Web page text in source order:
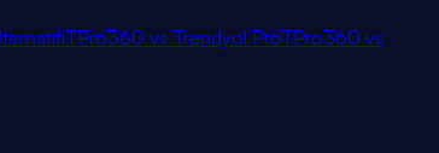
TPro360 vs Trendyol ProTPro360 vs